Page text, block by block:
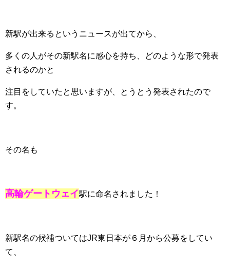
新駅が出来るというニュースが出てから、
多くの人がその新駅名に感心を持ち、どのような形で発表
されるのかと
注目をしていたと思いますが、とうとう発表されたので
す。
その名も
高輪ゲートウェイ駅に命名されました！
新駅名の候補ついてはJR東日本が６月から公募をしてい
て、